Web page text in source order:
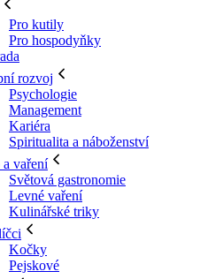
Pro kutily
Pro hospodyňky
rozvoj
Psychologie
Management
Kariéra
Spiritualita a náboženství
a vaření
Světová gastronomie
Levné vaření
Kulinářské triky
Kočky
Pejskové